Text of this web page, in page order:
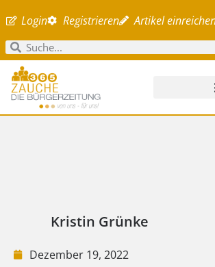
Login Registrieren Artikel
Kristin Grünke
Dezember 19, 2022